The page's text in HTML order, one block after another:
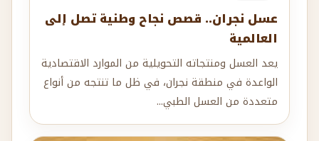
عسل نجران.. قصص نجاح وطنية تصل إلى
العالمية
يعد العسل ومنتجاته التحويلية من الموارد الاقتصادية
الواعدة في منطقة نجران، في ظل ما تنتجه من أنواع
متعددة من العسل الطبي...